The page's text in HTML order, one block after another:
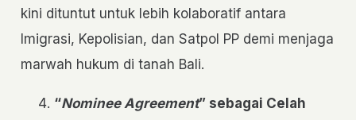
kini dituntut untuk lebih kolaboratif antara
Imigrasi, Kepolisian, dan Satpol PP demi menjaga
marwah hukum di tanah Bali.
“Nominee Agreement” sebagai Celah